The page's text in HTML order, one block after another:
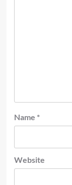
Name *
Website